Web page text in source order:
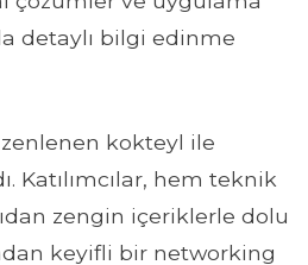
detaylı bilgi edinme
kokteyl ile
Katılımcılar, hem teknik
zengin içeriklerle dolu
keyifli bir networking